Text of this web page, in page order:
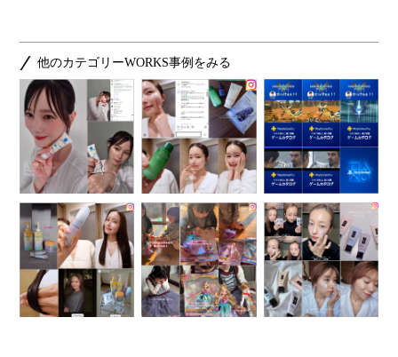
他のカテゴリーWORKS事例をみる